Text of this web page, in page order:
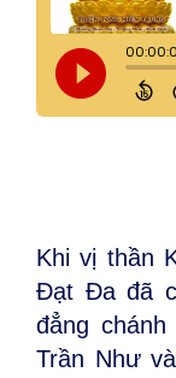
Khi vị thần
Đạt Đa đã
đẳng
Trần Như